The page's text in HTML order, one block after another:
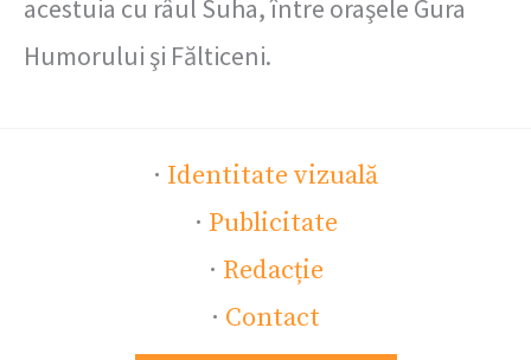
acestuia cu râul Suha, între oraşele Gura
Humorului şi Fălticeni.
· Identitate vizuală
· Publicitate
· Redacție
· Contact